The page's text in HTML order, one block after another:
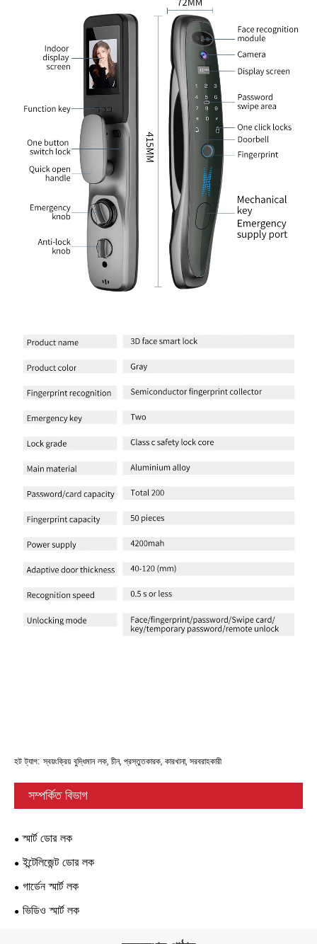
হট ট্যাগ: স্বয়ংক্রিয় বুদ্ধিমান লক, চীন, প্রস্তুতকারক, কারখানা, সরবরাহকারী
সম্পর্কিত বিভাগ
স্মার্ট ডোর লক
ইন্টেলিজেন্ট ডোর লক
গার্ডেন স্মার্ট লক
ভিডিও স্মার্ট লক